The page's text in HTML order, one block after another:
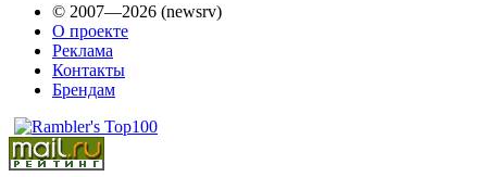
© 2007—2026 (newsrv)
О проекте
Реклама
Контакты
Брендам